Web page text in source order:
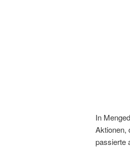
In
Aktionen,
passierte